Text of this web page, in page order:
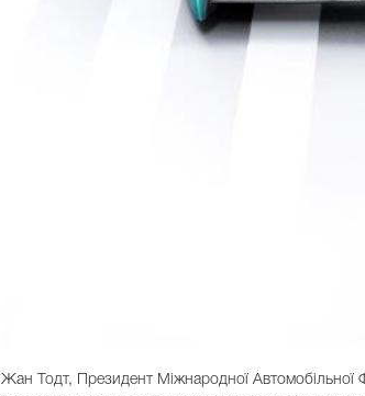
Жан Тодт, Президент Міжнародної Автомобільної